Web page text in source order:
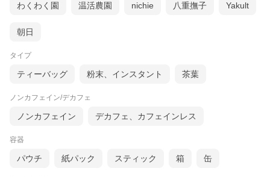
わくわく園 温活農園 nichie 八重撫子 Yakult
朝日
タイプ
ティーバッグ 粉末、インスタント 茶葉
ノンカフェイン/デカフェ
ノンカフェイン デカフェ、カフェインレス
容器
パウチ 紙パック スティック 箱 缶